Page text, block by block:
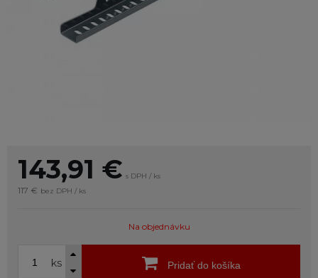
143,91 € s DPH / ks
117 € bez DPH / ks
Na objednávku
ks Pridať do košíka